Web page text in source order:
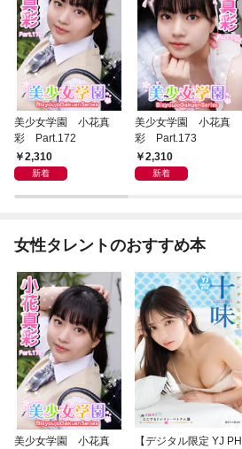
美少女学園 小花真
彩 Part.172
2,310
新着
美少女学園 小花真
彩 Part.173
2,310
新着
女性タレントのおすすめ本
美少女学園 小花真
【デジタル限定 YJ PH